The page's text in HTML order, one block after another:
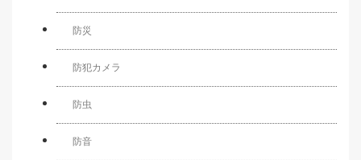
防災
防犯カメラ
防虫
防音